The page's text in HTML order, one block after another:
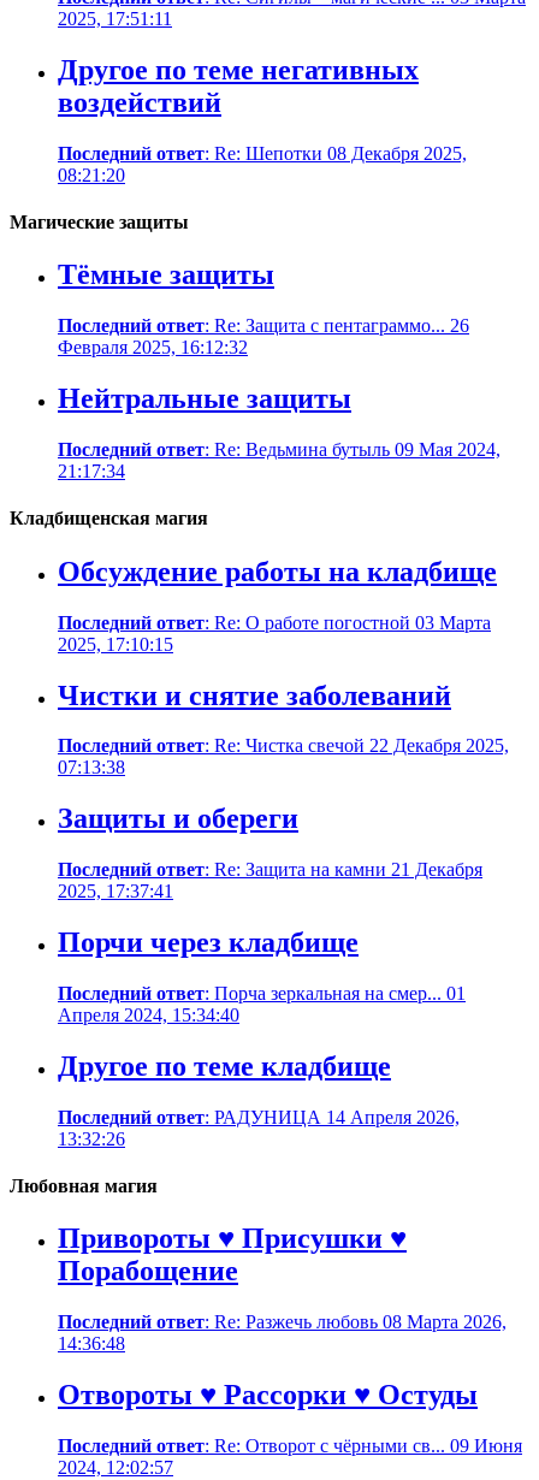
2025, 17:51:11
Другое по теме негативных
воздействий
Последний ответ: Re: Шепотки 08 Декабря 2025,
08:21:20
Магические защиты
Тёмные защиты
Последний ответ: Re: Защита с пентаграммо... 26
Февраля 2025, 16:12:32
Нейтральные защиты
Последний ответ: Re: Ведьмина бутыль 09 Мая 2024,
21:17:34
Кладбищенская магия
Обсуждение работы на кладбище
Последний ответ: Re: О работе погостной 03 Марта
2025, 17:10:15
Чистки и снятие заболеваний
Последний ответ: Re: Чистка свечой 22 Декабря 2025,
07:13:38
Защиты и обереги
Последний ответ: Re: Защита на камни 21 Декабря
2025, 17:37:41
Порчи через кладбище
Последний ответ: Порча зеркальная на смер... 01
Апреля 2024, 15:34:40
Другое по теме кладбище
Последний ответ: РАДУНИЦА 14 Апреля 2026,
13:32:26
Любовная магия
Привороты ♥ Присушки ♥
Порабощение
Последний ответ: Re: Разжечь любовь 08 Марта 2026,
14:36:48
Отвороты ♥ Рассорки ♥ Остуды
Последний ответ: Re: Отворот с чёрными св... 09 Июня
2024, 12:02:57